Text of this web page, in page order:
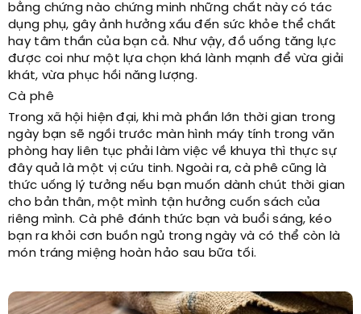
bằng chứng nào chứng minh những chất này có tác
dụng phụ, gây ảnh hưởng xấu đến sức khỏe thể chất
hay tâm thần của bạn cả. Như vậy, đồ uống tăng lực
được coi như một lựa chọn khá lành mạnh để vừa giải
khát, vừa phục hồi năng lượng.
Cà phê
Trong xã hội hiện đại, khi mà phần lớn thời gian trong
ngày bạn sẽ ngồi trước màn hình máy tính trong văn
phòng hay liên tục phải làm việc về khuya thì thực sự
đây quả là một vị cứu tinh. Ngoài ra, cà phê cũng là
thức uống lý tưởng nếu bạn muốn dành chút thời gian
cho bản thân, một mình tận hưởng cuốn sách của
riêng mình. Cà phê đánh thức bạn và buổi sáng, kéo
bạn ra khỏi cơn buồn ngủ trong ngày và có thể còn là
món tráng miệng hoàn hảo sau bữa tối.